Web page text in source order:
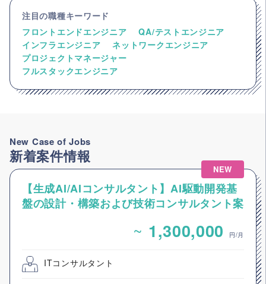
注目の職種キーワード
フロントエンドエンジニア
QA/テストエンジニア
インフラエンジニア
ネットワークエンジニア
プロジェクトマネージャー
フルスタックエンジニア
New Case of Jobs
新着案件情報
NEW
【生成AI/AIコンサルタント】AI駆動開発基
盤の設計・構築および技術コンサルタント案
~ 1,300,000 円/月
ITコンサルタント